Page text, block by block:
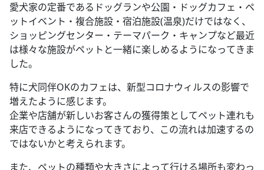
愛犬家の定番であるドッグランや公園・ドッグカフェ・ペ
ットイベント・複合施設・宿泊施設(温泉)だけではなく、
ショッピングセンター・テーマパーク・キャンプなど最近
は様々な施設がペットと一緒に楽しめるようになってきま
した。
特に犬同伴OKのカフェは、新型コロナウィルスの影響で
増えたように感じます。
企業や店舗が新しいお客さんの獲得策としてペット連れも
来店できるようになってきており、この流れは加速するの
ではないかと考えられます。
また、ペットの種類や大きさによって行ける場所も変わっ